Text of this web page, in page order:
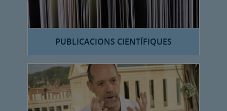
PUBLICACIONS CIENTÍFIQUES